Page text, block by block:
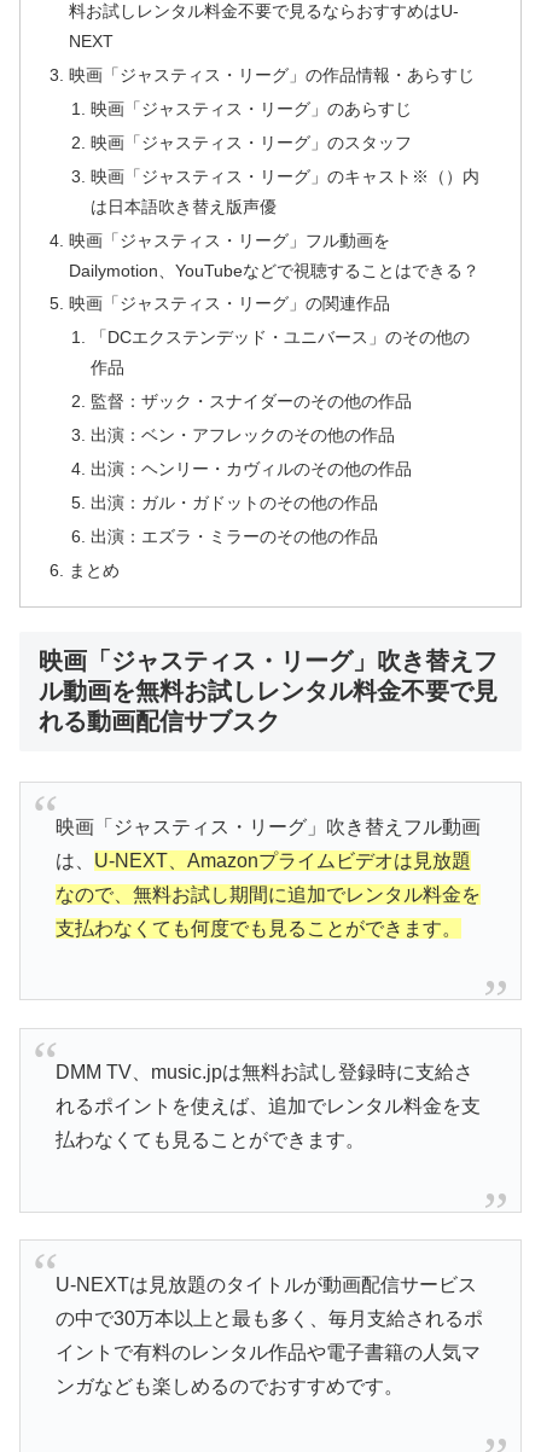
料お試しレンタル料金不要で見るならおすすめはU-
NEXT
映画「ジャスティス・リーグ」の作品情報・あらすじ
映画「ジャスティス・リーグ」のあらすじ
映画「ジャスティス・リーグ」のスタッフ
映画「ジャスティス・リーグ」のキャスト※（）内
は日本語吹き替え版声優
映画「ジャスティス・リーグ」フル動画を
Dailymotion、YouTubeなどで視聴することはできる？
映画「ジャスティス・リーグ」の関連作品
「DCエクステンデッド・ユニバース」のその他の
作品
監督：ザック・スナイダーのその他の作品
出演：ベン・アフレックのその他の作品
出演：ヘンリー・カヴィルのその他の作品
出演：ガル・ガドットのその他の作品
出演：エズラ・ミラーのその他の作品
まとめ
映画「ジャスティス・リーグ」吹き替えフ
ル動画を無料お試しレンタル料金不要で見
れる動画配信サブスク
映画「ジャスティス・リーグ」吹き替えフル動画
は、 U-NEXT、Amazonプライムビデオは見放題
なので、無料お試し期間に追加でレンタル料金を
支払わなくても何度でも見ることができます。
DMM TV、music.jpは無料お試し登録時に支給さ
れるポイントを使えば、追加でレンタル料金を支
払わなくても見ることができます。
U-NEXTは見放題のタイトルが動画配信サービス
の中で30万本以上と最も多く、毎月支給されるポ
イントで有料のレンタル作品や電子書籍の人気マ
ンガなども楽しめるのでおすすめです。